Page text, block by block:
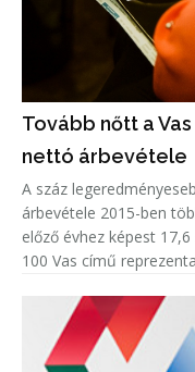
Tovább nőtt a
nettó árbevétele
A száz
árbevétele 2015-ben
előző évhez képest
100 Vas című